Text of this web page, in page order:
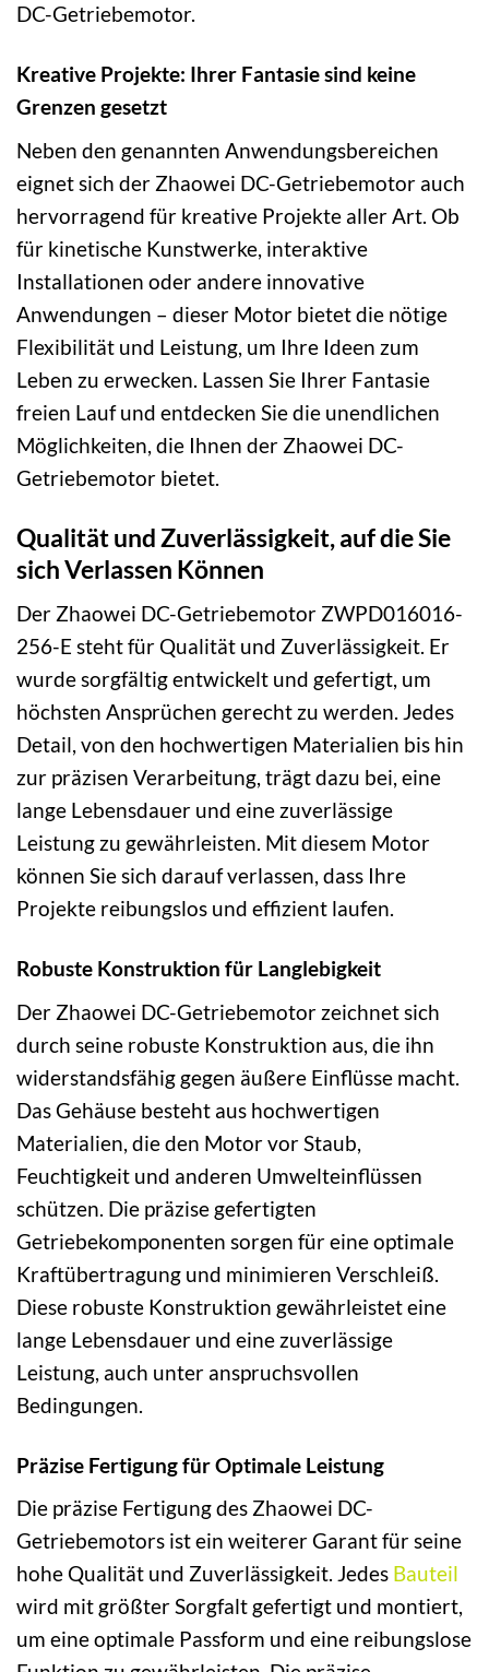
DC-Getriebemotor.
Kreative Projekte: Ihrer Fantasie sind keine
Grenzen gesetzt
Neben den genannten Anwendungsbereichen
eignet sich der Zhaowei DC-Getriebemotor auch
hervorragend für kreative Projekte aller Art. Ob
für kinetische Kunstwerke, interaktive
Installationen oder andere innovative
Anwendungen – dieser Motor bietet die nötige
Flexibilität und Leistung, um Ihre Ideen zum
Leben zu erwecken. Lassen Sie Ihrer Fantasie
freien Lauf und entdecken Sie die unendlichen
Möglichkeiten, die Ihnen der Zhaowei DC-
Getriebemotor bietet.
Qualität und Zuverlässigkeit, auf die Sie
sich Verlassen Können
Der Zhaowei DC-Getriebemotor ZWPD016016-
256-E steht für Qualität und Zuverlässigkeit. Er
wurde sorgfältig entwickelt und gefertigt, um
höchsten Ansprüchen gerecht zu werden. Jedes
Detail, von den hochwertigen Materialien bis hin
zur präzisen Verarbeitung, trägt dazu bei, eine
lange Lebensdauer und eine zuverlässige
Leistung zu gewährleisten. Mit diesem Motor
können Sie sich darauf verlassen, dass Ihre
Projekte reibungslos und effizient laufen.
Robuste Konstruktion für Langlebigkeit
Der Zhaowei DC-Getriebemotor zeichnet sich
durch seine robuste Konstruktion aus, die ihn
widerstandsfähig gegen äußere Einflüsse macht.
Das Gehäuse besteht aus hochwertigen
Materialien, die den Motor vor Staub,
Feuchtigkeit und anderen Umwelteinflüssen
schützen. Die präzise gefertigten
Getriebekomponenten sorgen für eine optimale
Kraftübertragung und minimieren Verschleiß.
Diese robuste Konstruktion gewährleistet eine
lange Lebensdauer und eine zuverlässige
Leistung, auch unter anspruchsvollen
Bedingungen.
Präzise Fertigung für Optimale Leistung
Die präzise Fertigung des Zhaowei DC-
Getriebemotors ist ein weiterer Garant für seine
hohe Qualität und Zuverlässigkeit. Jedes Bauteil
wird mit größter Sorgfalt gefertigt und montiert,
um eine optimale Passform und eine reibungslose